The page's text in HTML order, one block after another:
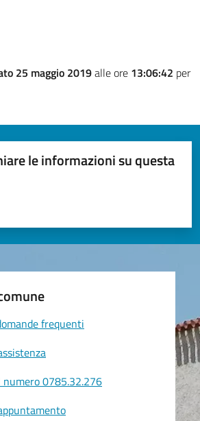
25 maggio 2019alle ore 13:06:42 per
le informazioni su questa
5 stelle su 5
stelle su 5
su 5
5
frequenti
numero 0785.32.276